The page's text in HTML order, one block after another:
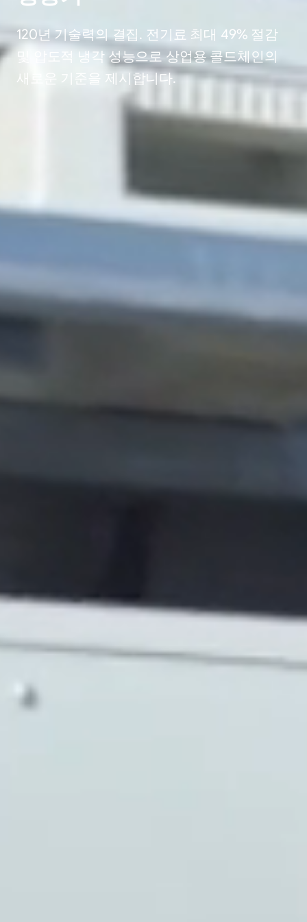
120년 기술력의 결집. 전기료 최대 49% 절감
및 압도적 냉각 성능으로 상업용 콜드체인의
새로운 기준을 제시합니다.